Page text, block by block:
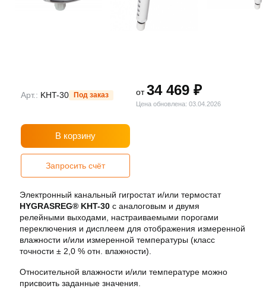
Арт.: KHT-30 Под заказ от34 469 ₽
Цена обновлена: 03.04.2026
В корзину
Запросить счёт
Электронный канальный гигростат и/или термостат
HYGRASREG® KHT-30 с аналоговым и двумя
релейными выходами, настраиваемыми порогами
переключения и дисплеем для отображения измеренной
влажности и/или измеренной температуры (класс
точности ± 2,0 % отн. влажности).
Относительной влажности и/или температуре можно
присвоить заданные значения.